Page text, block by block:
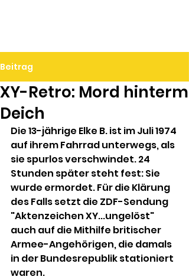
Beitrag
XY-Retro: Mord hinterm
Deich
Die 13-jährige Elke B. ist im Juli 1974
auf ihrem Fahrrad unterwegs, als
sie spurlos verschwindet. 24
Stunden später steht fest: Sie
wurde ermordet. Für die Klärung
des Falls setzt die ZDF-Sendung
"Aktenzeichen XY...ungelöst"
auch auf die Mithilfe britischer
Armee-Angehörigen, die damals
in der Bundesrepublik stationiert
waren.